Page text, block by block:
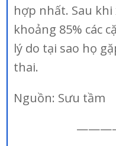
hợp nhất. Sau
khoảng 85% các
lý do tại sao họ
thai.
Nguồn: Sưu tầm